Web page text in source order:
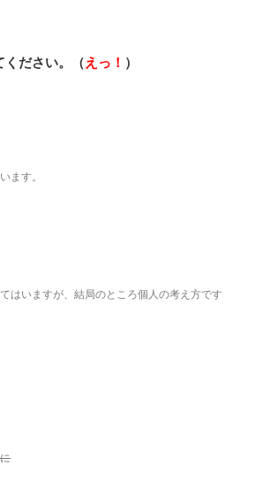
ください。（えっ！ ）
ます。
はいますが、結局のところ個人の考え方です